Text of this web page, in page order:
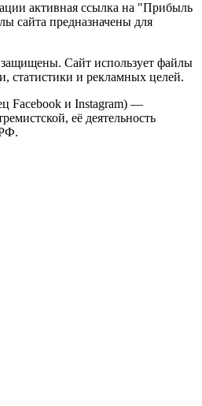
активная ссылка на "Прибыль
сайта предназначены для
Сайт использует файлы
статистики и рекламных целей.
Facebook и Instagram) —
её деятельность